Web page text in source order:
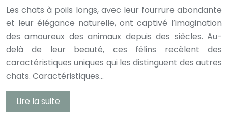
Les chats à poils longs, avec leur fourrure abondante
et leur élégance naturelle, ont captivé l’imagination
des amoureux des animaux depuis des siècles. Au-
delà de leur beauté, ces félins recèlent des
caractéristiques uniques qui les distinguent des autres
chats. Caractéristiques…
Lire la suite